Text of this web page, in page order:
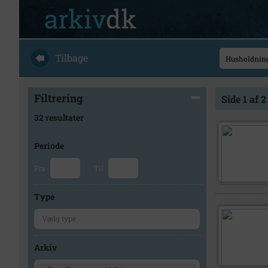
Tilbage
Filtrering
32 resultater
Periode
Fra Til
Type
Arkiv
Side 1 af 2